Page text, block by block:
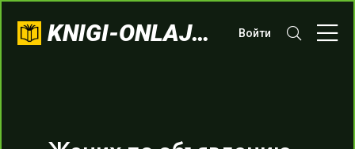
KNIGI-ONLAJN.COM Войти